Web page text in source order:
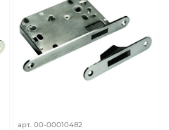
арт. 00-00010482